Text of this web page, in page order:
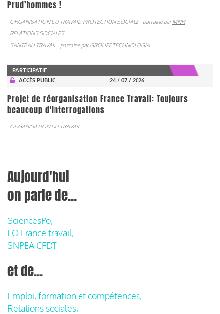
Prud’hommes !
ORGANISATION DU TRAVAIL PROTECTION SOCIALE parrainé parMNH
RELATIONS SOCIALES
SANTÉ AU TRAVAIL
parrainé parGROUPE TECHNOLOGIA
PARTICIPATIF
ACCÈS PUBLIC
24 / 07 / 2026
Projet de réorganisation France Travail: Toujours
beaucoup d'interrogations
ORGANISATION DU TRAVAIL
Aujourd'hui
on parle de...
SciencesPo,
FO France travail,
SNPEA CFDT
et de...
Emploi, formation et compétences,
Relations sociales,